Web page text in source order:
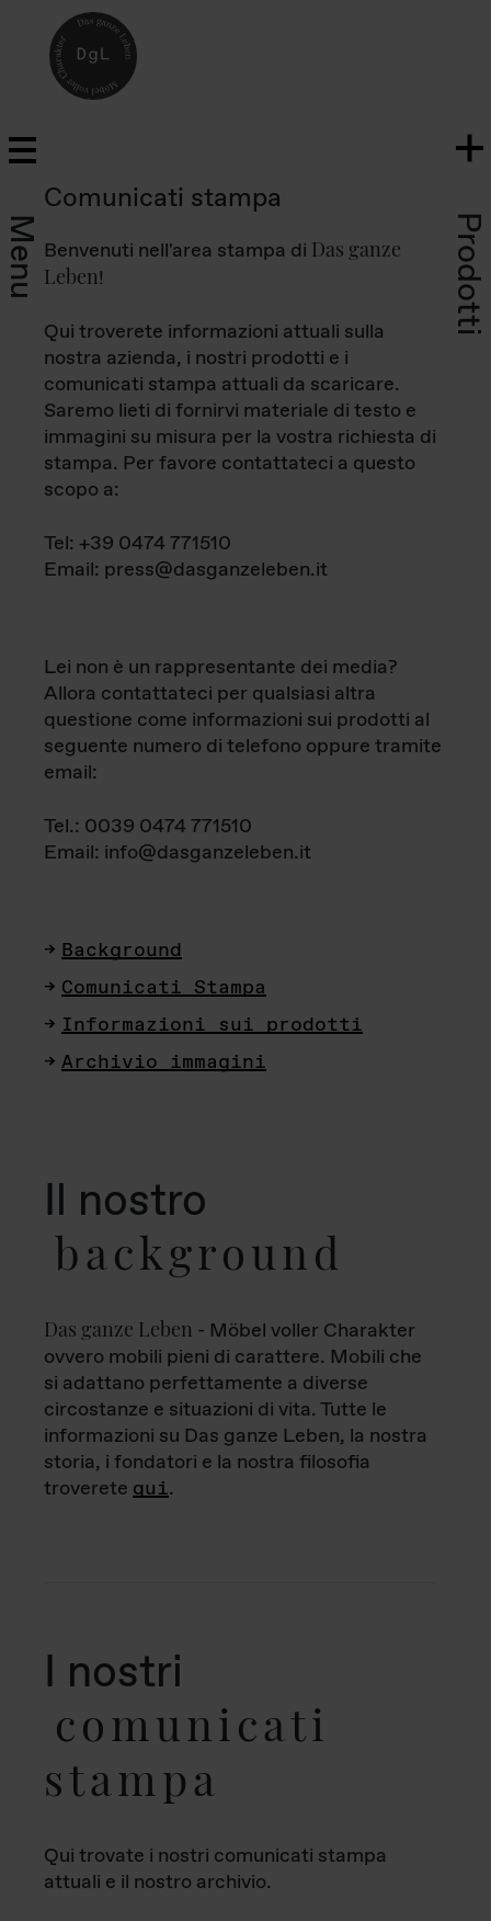
Menu Prodotti
Comunicati stampa
Benvenuti nell'area stampa di Das ganze
Leben!
Qui troverete informazioni attuali sulla
nostra azienda, i nostri prodotti e i
comunicati stampa attuali da scaricare.
Saremo lieti di fornirvi materiale di testo e
immagini su misura per la vostra richiesta di
stampa. Per favore contattateci a questo
scopo a:
Tel: +39 0474 771510
Email: press@dasganzeleben.it
Lei non è un rappresentante dei media?
Allora contattateci per qualsiasi altra
questione come informazioni sui prodotti al
seguente numero di telefono oppure tramite
email:
Tel.: 0039 0474 771510
Email: info@dasganzeleben.it
Background
Comunicati Stampa
Informazioni sui prodotti
Archivio immagini
Il nostro
background
Das ganze Leben - Möbel voller Charakter
ovvero mobili pieni di carattere. Mobili che
si adattano perfettamente a diverse
circostanze e situazioni di vita. Tutte le
informazioni su Das ganze Leben, la nostra
storia, i fondatori e la nostra filosofia
troverete qui.
I nostri
comunicati
stampa
Qui trovate i nostri comunicati stampa
attuali e il nostro archivio.